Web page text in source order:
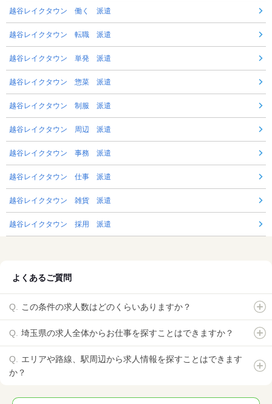
越谷レイクタウン 働く 派遣
越谷レイクタウン 転職 派遣
越谷レイクタウン 単発 派遣
越谷レイクタウン 惣菜 派遣
越谷レイクタウン 制服 派遣
越谷レイクタウン 周辺 派遣
越谷レイクタウン 事務 派遣
越谷レイクタウン 仕事 派遣
越谷レイクタウン 雑貨 派遣
越谷レイクタウン 採用 派遣
よくあるご質問
この条件の求人数はどのくらいありますか？
埼玉県の求人全体からお仕事を探すことはできますか？
エリアや路線、駅周辺から求人情報を探すことはできます
か？